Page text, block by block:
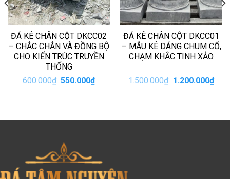
ĐÁ KÊ CHÂN CỘT DKCC02
– CHẮC CHẮN VÀ ĐỒNG BỘ
CHO KIẾN TRÚC TRUYỀN
THỐNG
600.000₫ Giá
550.000₫Giá
hiện
ĐÁ KÊ CHÂN CỘT DKCC01
– MẪU KÊ DÁNG CHUM CỔ,
CHẠM KHẮC TINH XẢO
1.500.000₫ Giá
1.200.000₫Giá
hiện